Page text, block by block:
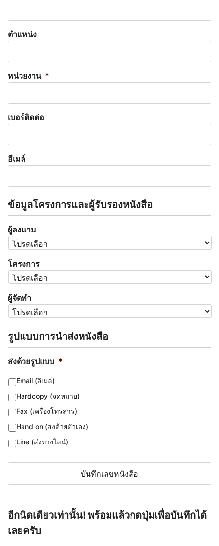
ตำแหน่ง
หน่วยงาน *
เบอร์ติดต่อ
อีเมล์
ข้อมูลโครงการและผู้รับรองหนังสือ
ผู้ลงนาม
โครงการ
ผู้จัดทำ
รูปแบบการนำส่งหนังสือ
ส่งด้วยรูปแบบ *
Email (อีเมล์)
Hardcopy (จดหมาย)
Fax (เครื่องโทรสาร)
Hand on (ส่งด้วยตัวเอง)
Line (ส่งทางไลน์)
อีกนิดเดียวเท่านั้น! พร้อมแล้วกดปุ่มเพื่อบันทึกได้
เลยครับ